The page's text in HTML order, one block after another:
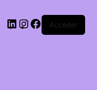
Acceder